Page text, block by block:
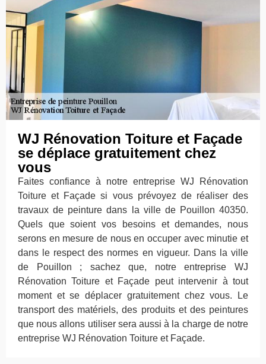
WJ Rénovation Toiture et Façade
se déplace gratuitement chez
vous
Faites confiance à notre entreprise WJ Rénovation
Toiture et Façade si vous prévoyez de réaliser des
travaux de peinture dans la ville de Pouillon 40350.
Quels que soient vos besoins et demandes, nous
serons en mesure de nous en occuper avec minutie et
dans le respect des normes en vigueur. Dans la ville
de Pouillon ; sachez que, notre entreprise WJ
Rénovation Toiture et Façade peut intervenir à tout
moment et se déplacer gratuitement chez vous. Le
transport des matériels, des produits et des peintures
que nous allons utiliser sera aussi à la charge de notre
entreprise WJ Rénovation Toiture et Façade.